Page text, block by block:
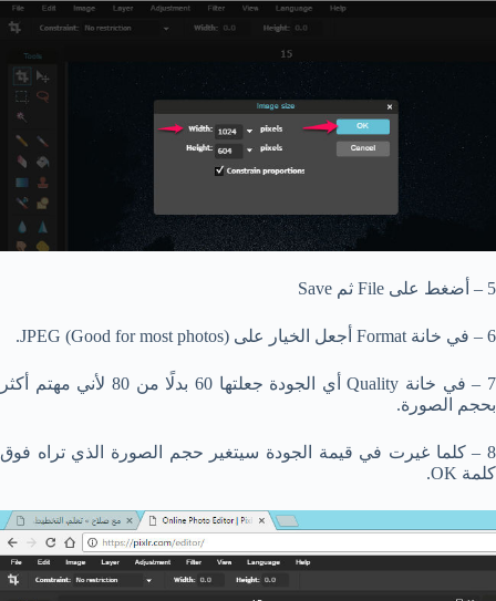
5 – أضغط على File ثم Save
6 – في خانة Format أجعل الخيار على JPEG (Good for most photos).
7 – في خانة Quality أي الجودة جعلتها 60 بدلًا من 80 لأني مهتم أكثر
بحجم الصورة.
8 – كلما غيرت في قيمة الجودة سيتغير حجم الصورة الذي تراه فوق
كلمة OK.